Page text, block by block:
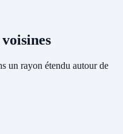
un rayon étendu autour de